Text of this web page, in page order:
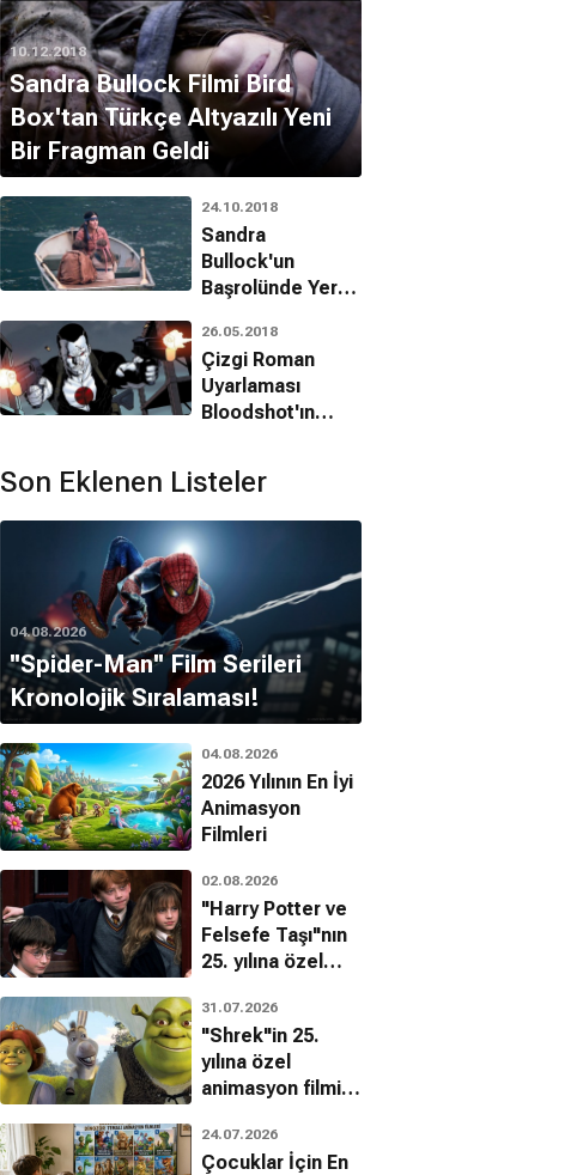
10.12.2018
Sandra Bullock Filmi Bird
Box'tan Türkçe Altyazılı Yeni
Bir Fragman Geldi
24.10.2018
Sandra
Bullock'un
Başrolünde Yer
Filmi 'Bird Box'tan
Altyazılı Fragman
Geldi
26.05.2018
Çizgi Roman
Uyarlaması
Bloodshot'ın
İsimler Eklendi
Son Eklenen Listeler
04.08.2026
''Spider-Man'' Film Serileri
Kronolojik Sıralaması!
04.08.2026
2026 Yılının En İyi
Animasyon
Filmleri
02.08.2026
"Harry Potter ve
Felsefe Taşı"nın
25. yılına özel
bilinmeyenleri!
31.07.2026
"Shrek"in 25.
yılına özel
animasyon filmin
24.07.2026
Çocuklar İçin En